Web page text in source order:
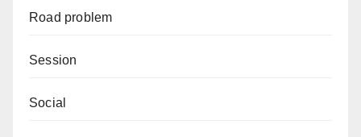
Road problem
Session
Social